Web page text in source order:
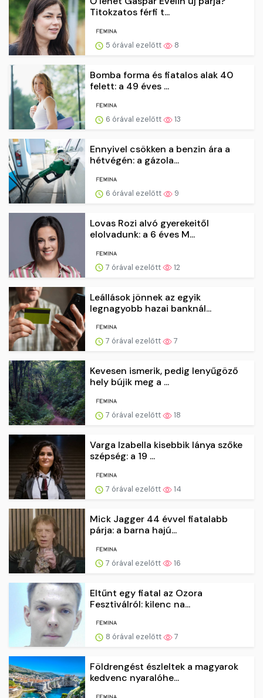
Titokzatos férfi t...
5 órával ezelőtt 8
Bomba forma és fiatalos alak 40
felett: a 49 éves ...
6 órával ezelőtt 13
Ennyivel csökken a benzin ára a
hétvégén: a gázola...
6 órával ezelőtt 9
Lovas Rozi alvó gyerekeitől
elolvadunk: a 6 éves M...
7 órával ezelőtt 12
Leállások jönnek az egyik
legnagyobb hazai banknál...
7 órával ezelőtt 7
Kevesen ismerik, pedig lenyűgöző
hely bújik meg a ...
7 órával ezelőtt 18
Varga Izabella kisebbik lánya szőke
szépség: a 19 ...
7 órával ezelőtt 14
Mick Jagger 44 évvel fiatalabb
párja: a barna hajú...
7 órával ezelőtt 16
Eltűnt egy fiatal az Ozora
Fesztiválról: kilenc na...
8 órával ezelőtt 7
Földrengést észleltek a magyarok
kedvenc nyaralóhe...